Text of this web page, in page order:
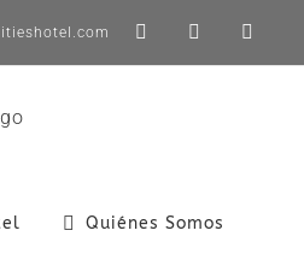
LinkedIn
X
Quiénes Somos